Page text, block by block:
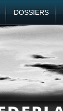
DOSSIERS